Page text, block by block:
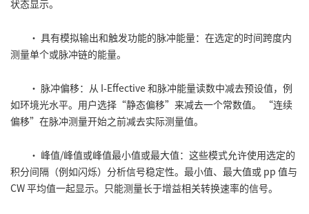
状态显示。
• 具有模拟输出和触发功能的脉冲能量：在选定的时间跨度内
测量单个或脉冲链的能量。
• 脉冲偏移：从 I-Effective 和脉冲能量读数中减去预设值，例
如环境光水平。用户选择“静态偏移”来减去一个常数值。 “连续
偏移”在脉冲测量开始之前减去实际测量值。
• 峰值/峰值或峰值最小值或最大值：这些模式允许使用选定的
积分间隔（例如闪烁）分析信号稳定性。最小值、最大值或 pp 值与
CW 平均值一起显示。只能测量长于增益相关转换速率的信号。